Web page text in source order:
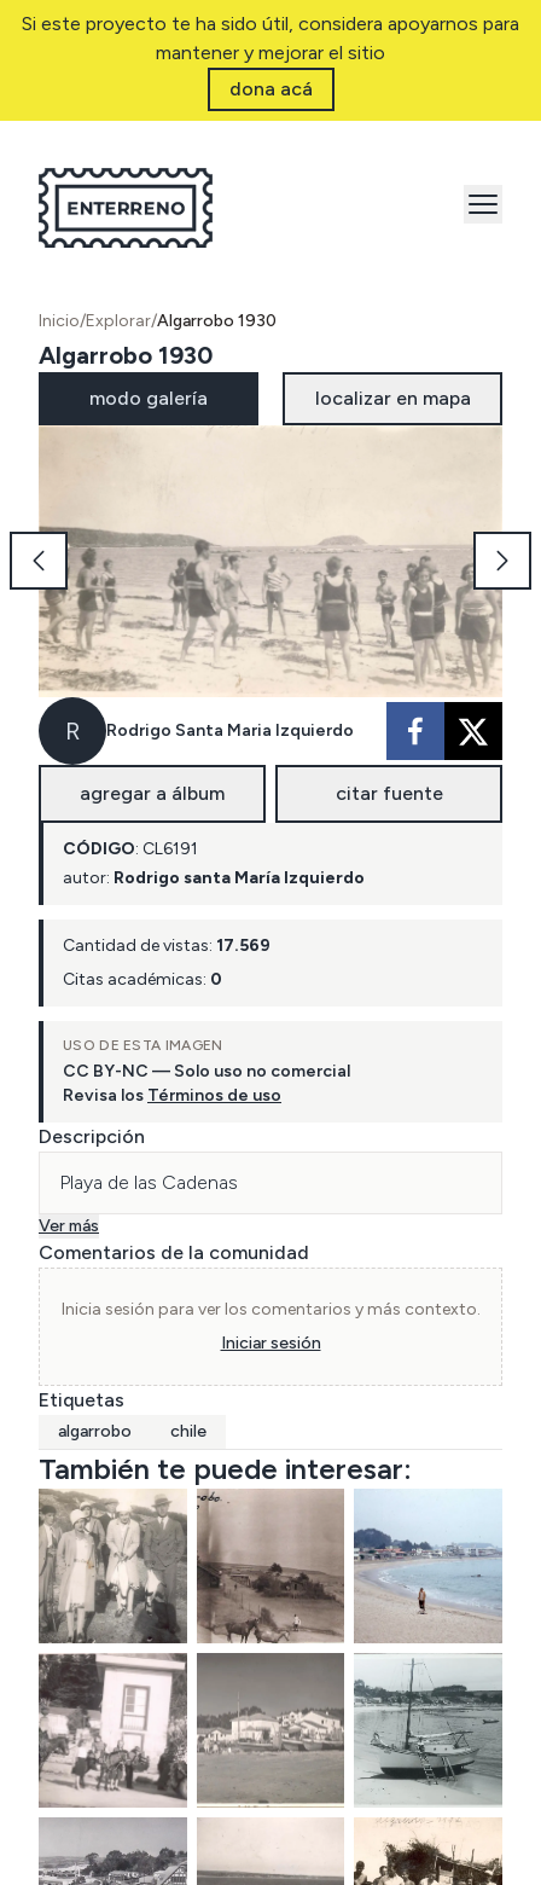
Si este proyecto te ha sido útil, considera apoyarnos para
mantener y mejorar el sitio
dona acá
Inicio/Explorar/Algarrobo 1930
Algarrobo 1930
modo galería localizar en mapa
R Rodrigo Santa Maria Izquierdo
agregar a álbum citar fuente
CÓDIGO: CL6191
autor: Rodrigo santa María Izquierdo
Cantidad de vistas: 17.569
Citas académicas: 0
USO DE ESTA IMAGEN
CC BY-NC — Solo uso no comercial
Revisa los Términos de uso
Descripción
Playa de las Cadenas
Ver más
Comentarios de la comunidad
Inicia sesión para ver los comentarios y más contexto.
Iniciar sesión
Etiquetas
algarrobo chile
También te puede interesar: